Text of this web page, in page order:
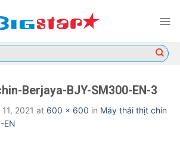
Berjaya-BJY-SM300-EN-3
2021 at 600 × 600 in Máy thái thịt chín
EN